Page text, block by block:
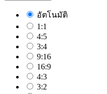
อัตโนมัติ
1:1
4:5
3:4
9:16
16:9
4:3
3:2